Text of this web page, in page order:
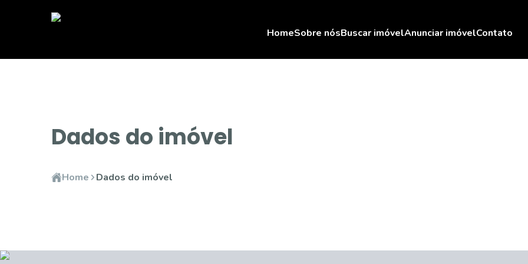
HomeSobre nósBuscar imóvelAnunciar imóvelContato
Dados do imóvel
Home Dados do imóvel